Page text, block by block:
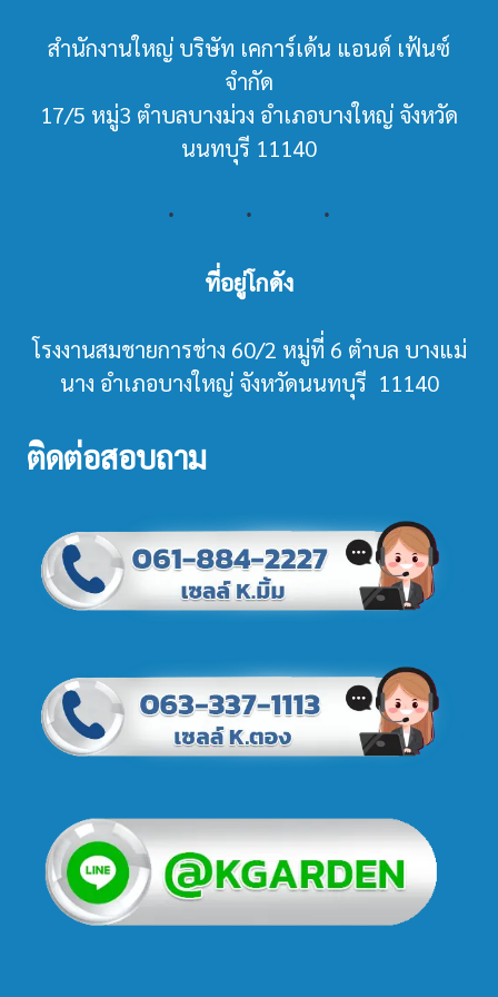
สำนักงานใหญ่ บริษัท เคการ์เด้น แอนด์ เฟ้นซ์
จำกัด
17/5 หมู่3 ตำบลบางม่วง อำเภอบางใหญ่ จังหวัด
นนทบุรี 11140
ที่อยู่โกดัง
โรงงานสมชายการช่าง 60/2 หมู่ที่ 6 ตำบล บางแม่
นาง อำเภอบางใหญ่ จังหวัดนนทบุรี 11140
ติดต่อสอบถาม